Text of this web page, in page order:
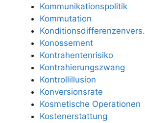
Kommunikationspolitik
Kommutation
Konditionsdifferenzenvers.
Konossement
Kontrahentenrisiko
Kontrahierungszwang
Kontrollillusion
Konversionsrate
Kosmetische Operationen
Kostenerstattung